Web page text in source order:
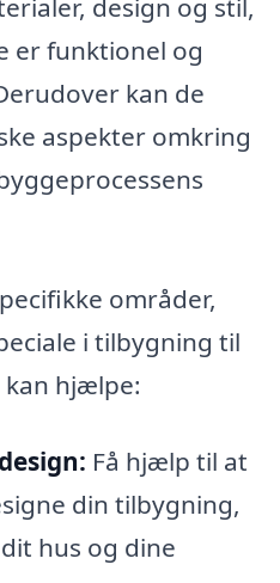
design og stil,
er funktionel og
kan de
aspekter omkring
områder,
i tilbygning til
hjælpe:
Få hjælp til at
din tilbygning,
hus og dine